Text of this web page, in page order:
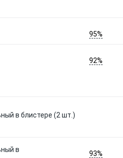
95%
92%
в блистере (2 шт.)
в
93%